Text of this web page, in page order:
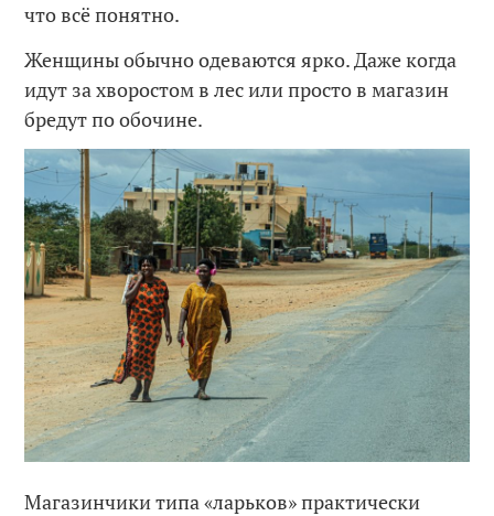
что всё понятно.
Женщины обычно одеваются ярко. Даже когда
идут за хворостом в лес или просто в магазин
бредут по обочине.
Магазинчики типа «ларьков» практически